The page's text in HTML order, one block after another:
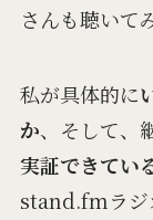
さんも聴いて
私が具体的に
か、そして、
実証できてい
stand.fmラジ